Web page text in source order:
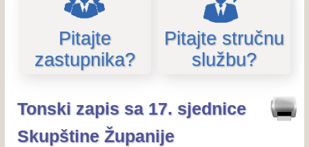
Pitajte
zastupnika?
Pitajte stručnu
službu?
Tonski zapis sa 17. sjednice
Skupštine Županije